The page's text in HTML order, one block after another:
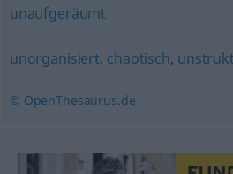
unaufgeräumt
unorganisiert, chaotisch,
© OpenThesaurus.de